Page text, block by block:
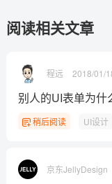
阅读相关文章
程远 2018/01/
别人的UI表单为什
稍后阅读 UI设计
京东JellyDesign